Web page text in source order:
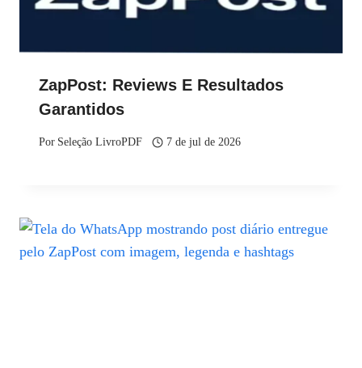
ZapPost: Reviews E Resultados
Garantidos
Por Seleção LivroPDF 7 de jul de 2026